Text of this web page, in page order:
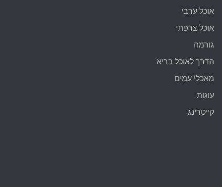
אוכל ערבי
אוכל צרפתי
גורמה
הדרך לאוכל בריא
מאכלי עמים
עוגות
קייטרינג